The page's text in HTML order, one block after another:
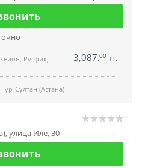
Русфик,
3,087.00 тг.
Султан (Астана)
,улица Иле, 30